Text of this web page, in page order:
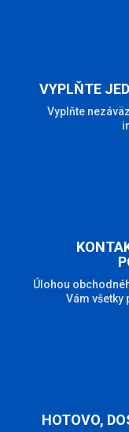
VYPLŇTE
Vyplňte
Úlohou
Vám všetky
HOTOVO,